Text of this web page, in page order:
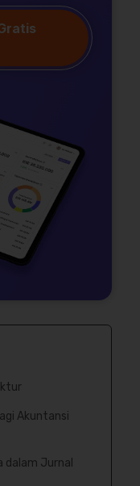
Akuntansi
dalam Jurnal